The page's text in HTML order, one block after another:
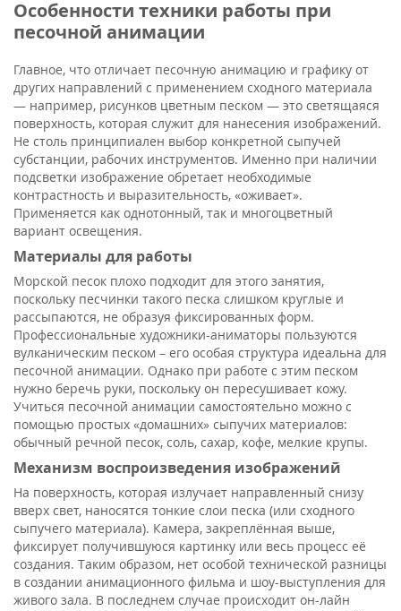
Особенности техники работы при
песочной анимации
Главное, что отличает песочную анимацию и графику от
других направлений с применением сходного материала
— например, рисунков цветным песком — это светящаяся
поверхность, которая служит для нанесения изображений.
Не столь принципиален выбор конкретной сыпучей
субстанции, рабочих инструментов. Именно при наличии
подсветки изображение обретает необходимые
контрастность и выразительность, «оживает».
Применяется как однотонный, так и многоцветный
вариант освещения.
Материалы для работы
Морской песок плохо подходит для этого занятия,
поскольку песчинки такого песка слишком круглые и
рассыпаются, не образуя фиксированных форм.
Профессиональные художники-аниматоры пользуются
вулканическим песком – его особая структура идеальна для
песочной анимации. Однако при работе с этим песком
нужно беречь руки, поскольку он пересушивает кожу.
Учиться песочной анимации самостоятельно можно с
помощью простых «домашних» сыпучих материалов:
обычный речной песок, соль, сахар, кофе, мелкие крупы.
Механизм воспроизведения изображений
На поверхность, которая излучает направленный снизу
вверх свет, наносятся тонкие слои песка (или сходного
сыпучего материала). Камера, закреплённая выше,
фиксирует получившуюся картинку или весь процесс её
создания. Таким образом, нет особой технической разницы
в создании анимационного фильма и шоу-выступления для
живого зала. В последнем случае происходит он-лайн